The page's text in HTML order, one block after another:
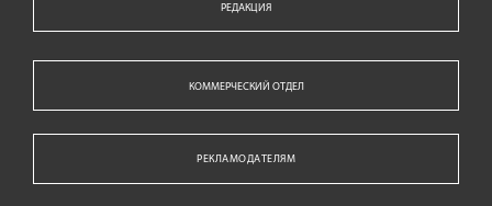
РЕДАКЦИЯ
КОММЕРЧЕСКИЙ ОТДЕЛ
РЕКЛАМОДАТЕЛЯМ